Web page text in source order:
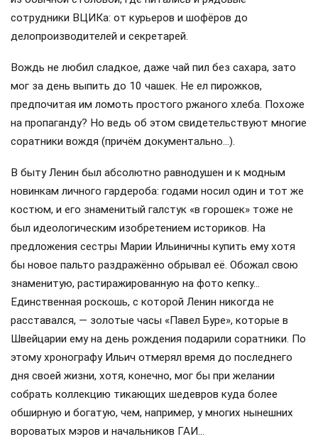
сотрудники ВЦИКа: от курьеров и шофёров до
делопроизводителей и секретарей.
Вождь не любил сладкое, даже чай пил без сахара, зато
мог за день выпить до 10 чашек. Не ел пирожков,
предпочитая им ломоть простого ржаного хлеба. Похоже
на пропаганду? Но ведь об этом свидетельствуют многие
соратники вождя (причём документально…).
В быту Ленин был абсолютно равнодушен и к модным
новинкам личного гардероба: годами носил один и тот же
костюм, и его знаменитый галстук «в горошек» тоже не
был идеологическим изобретением историков. На
предложения сестры Марии Ильиничны купить ему хотя
бы новое пальто раздражённо обрывал её. Обожал свою
знаменитую, растиражированную на фото кепку…
Единственная роскошь, с которой Ленин никогда не
расставался, — золотые часы «Павел Буре», которые в
Швейцарии ему на день рождения подарили соратники. По
этому хронографу Ильич отмерял время до последнего
дня своей жизни, хотя, конечно, мог бы при желании
собрать коллекцию тикающих шедевров куда более
обширную и богатую, чем, например, у многих нынешних
вороватых мэров и начальников ГАИ…